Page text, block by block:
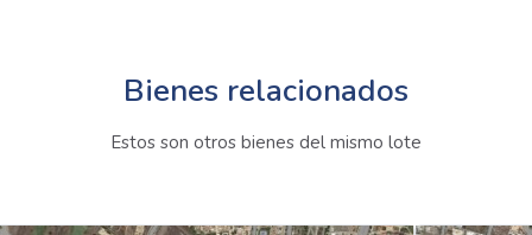
Bienes relacionados
Estos son otros bienes del mismo lote